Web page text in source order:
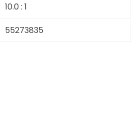
10.0 : 1
55273835